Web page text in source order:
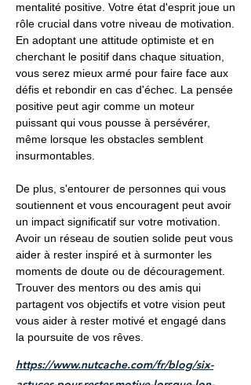
mentalité positive. Votre état d'esprit joue un
rôle crucial dans votre niveau de motivation.
En adoptant une attitude optimiste et en
cherchant le positif dans chaque situation,
vous serez mieux armé pour faire face aux
défis et rebondir en cas d'échec. La pensée
positive peut agir comme un moteur
puissant qui vous pousse à persévérer,
même lorsque les obstacles semblent
insurmontables.
De plus, s'entourer de personnes qui vous
soutiennent et vous encouragent peut avoir
un impact significatif sur votre motivation.
Avoir un réseau de soutien solide peut vous
aider à rester inspiré et à surmonter les
moments de doute ou de découragement.
Trouver des mentors ou des amis qui
partagent vos objectifs et votre vision peut
vous aider à rester motivé et engagé dans
la poursuite de vos rêves.
https://www.nutcache.com/fr/blog/six-